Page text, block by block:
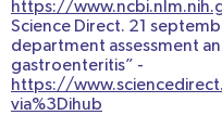
https://
Science Direct. 21
department assessment
gastroenteritis” -
https://
via%3Dihub